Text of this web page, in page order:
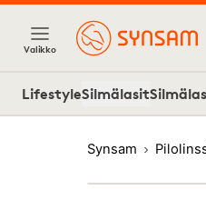
Valikko
LifestyleSilmälasit
Synsam